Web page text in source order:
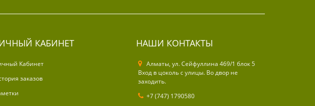
КАБИНЕТ
Кабинет
заказов
НАШИ КОНТАКТЫ
Алматы, ул. Cейфуллина 469/1 блок 5
Вход в цоколь с улицы. Во двор не
заходить.
+7 (747) 1790580